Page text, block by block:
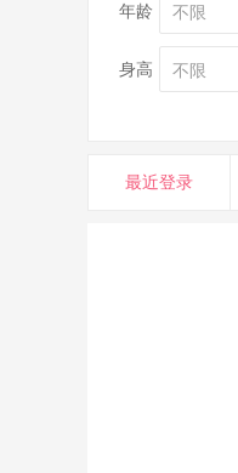
年龄 不限
身高 不限
最近登录